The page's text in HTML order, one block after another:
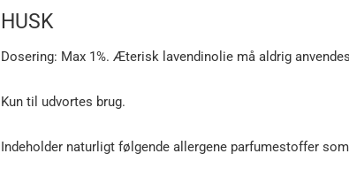
HUSK
Dosering: Max 1%. Æterisk lavendinolie må aldrig
Kun til udvortes brug.
Indeholder naturligt følgende allergene parfumestoffer